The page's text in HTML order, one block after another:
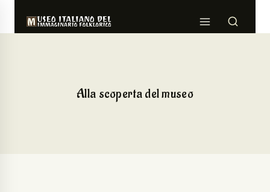
Alla scoperta del museo